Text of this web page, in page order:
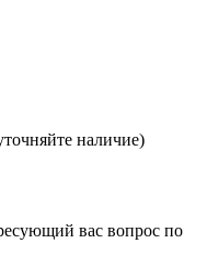
наличие)
вас вопрос по